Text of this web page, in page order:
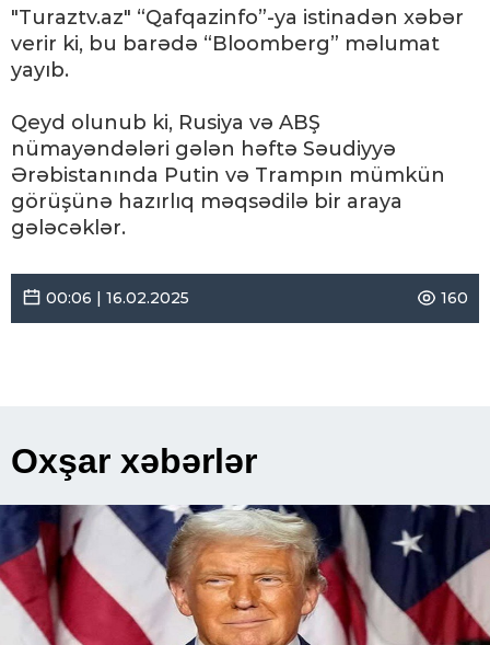
"Turaztv.az" “Qafqazinfo”-ya istinadən xəbər
verir ki, bu barədə “Bloomberg” məlumat
yayıb.
Qeyd olunub ki, Rusiya və ABŞ
nümayəndələri gələn həftə Səudiyyə
Ərəbistanında Putin və Trampın mümkün
görüşünə hazırlıq məqsədilə bir araya
gələcəklər.
00:06 | 16.02.2025 160
Oxşar xəbərlər